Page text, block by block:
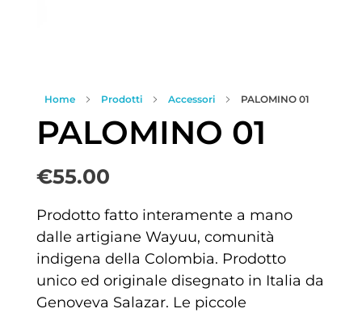
Home Prodotti Accessori PALOMINO 01
PALOMINO 01
€55.00
Prodotto fatto interamente a mano
dalle artigiane Wayuu, comunità
indigena della Colombia. Prodotto
unico ed originale disegnato in Italia da
Genoveva Salazar. Le piccole